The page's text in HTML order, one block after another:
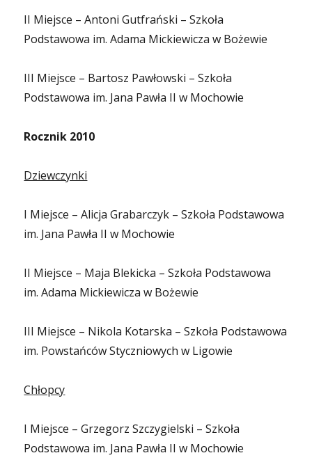
II Miejsce – Antoni Gutfrański – Szkoła
Podstawowa im. Adama Mickiewicza w Bożewie
III Miejsce – Bartosz Pawłowski – Szkoła
Podstawowa im. Jana Pawła II w Mochowie
Rocznik 2010
Dziewczynki
I Miejsce – Alicja Grabarczyk – Szkoła Podstawowa
im. Jana Pawła II w Mochowie
II Miejsce – Maja Blekicka – Szkoła Podstawowa
im. Adama Mickiewicza w Bożewie
III Miejsce – Nikola Kotarska – Szkoła Podstawowa
im. Powstańców Styczniowych w Ligowie
Chłopcy
I Miejsce – Grzegorz Szczygielski – Szkoła
Podstawowa im. Jana Pawła II w Mochowie